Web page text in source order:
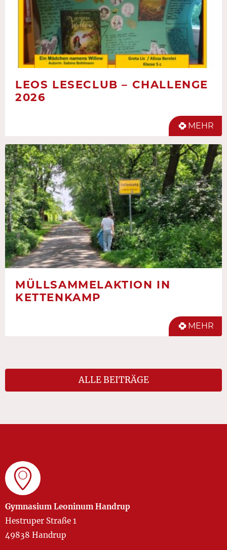
LEOS LESECLUB – CHALLENGE
2026
MEHR
MÜLLSAMMELAKTION IN
KETTENKAMP
MEHR
ALLE BEITRÄGE
Gymnasium Leoninum Handrup
Hestruper Straße 1
49838 Handrup